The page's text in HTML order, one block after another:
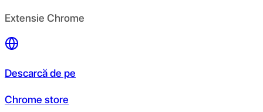
Extensie Chrome
Descarcă de pe
Chrome store